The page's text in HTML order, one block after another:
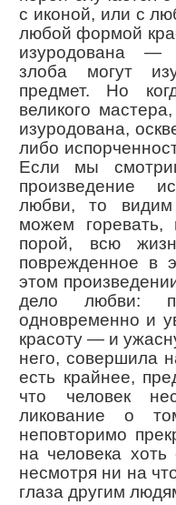
с иконой, или с
любой формой
изуродована —
злоба могут
предмет. Но
великого
изуродована,
либо
Если мы
произведение
любви, то
можем
порой, всю
поврежденное в
этом
дело любви:
одновременно и
красоту — и
него, совершила
есть крайнее,
что человек
ликование о
неповторимо
на человека
несмотря ни на
глаза другим